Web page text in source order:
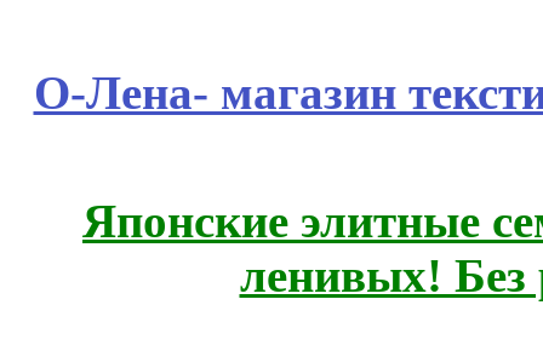
О-Лена- магазин
Японские элитные
ленивых!